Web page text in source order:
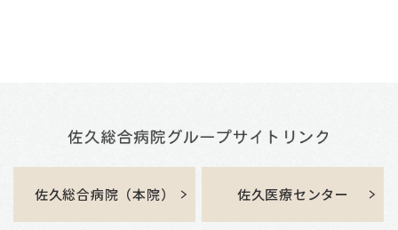
佐久総合病院（本院） 佐久医療センター